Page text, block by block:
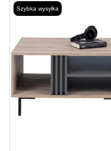
Szybka wysyłka